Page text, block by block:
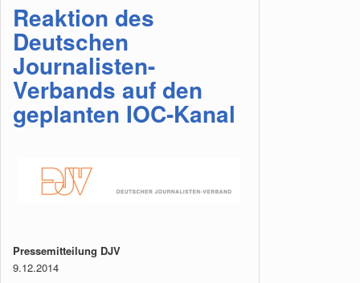
Reaktion des
Deutschen
Journalisten-
Verbands auf den
geplanten IOC-Kanal
Pressemitteilung DJV
9.12.2014